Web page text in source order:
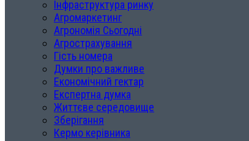
Інфраструктура ринку
Агромаркетинг
Агрономія Сьогодні
Агрострахування
Гість номера
Думки про важливе
Економічний гектар
Експертна думка
Життєве середовище
Зберігання
Кермо керівника